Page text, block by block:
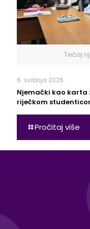
Tečaj
6. svibnja 2026.
Njemački kao karta
riječkom
Pročitaj više